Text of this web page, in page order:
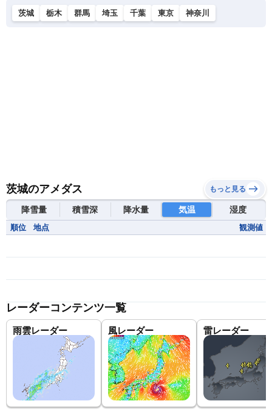
茨城 栃木 群馬 埼玉 千葉 東京 神奈川
茨城のアメダス もっと見る
降雪量 積雪深 降水量 気温 湿度
順位 地点 観測値
レーダーコンテンツ一覧
雨雲レーダー 風レーダー 雷レーダー